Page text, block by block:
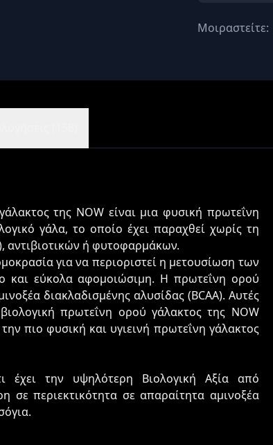
Μοιραστείτε:
της NOW είναι μια φυσική πρωτεΐνη
γάλα, το οποίο έχει παραχθεί χωρίς τη
αντιβιοτικών ή φυτοφαρμάκων.
για να περιοριστεί η μετουσίωση των
και εύκολα αφομοιώσιμη. Η πρωτεΐνη ορού
διακλαδισμένης αλυσίδας (BCAA). Αυτές
πρωτεΐνη ορού γάλακτος της NOW
πιο φυσική και υγιεινή πρωτεΐνη γάλακτος
έχει την υψηλότερη Βιολογική Αξία από
περιεκτικότητα σε απαραίτητα αμινοξέα